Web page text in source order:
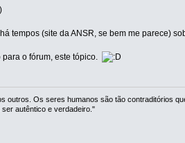
tempos (site da ANSR, se bem me parece)
o fórum, este tópico.
outros. Os seres humanos são tão contraditórios
autêntico e verdadeiro."